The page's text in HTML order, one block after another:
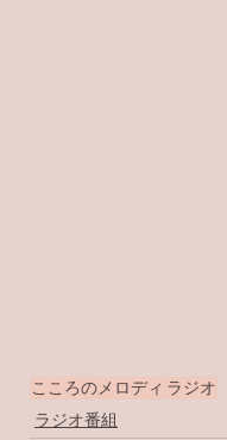
こころのメロディ ラジオ
ラジオ番組